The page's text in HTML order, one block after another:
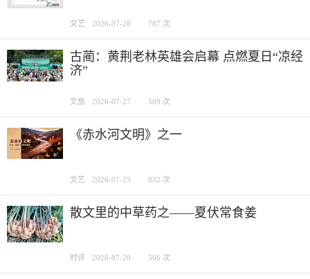
文艺 2026-07-28 787 次
古蔺：黄荆老林英雄会启幕 点燃夏日“凉经
济”
文旅 2026-07-27 589 次
《赤水河文明》之一
文艺 2026-07-25 832 次
散文里的中草药之——夏伏常食姜
时评 2026-07-20 566 次